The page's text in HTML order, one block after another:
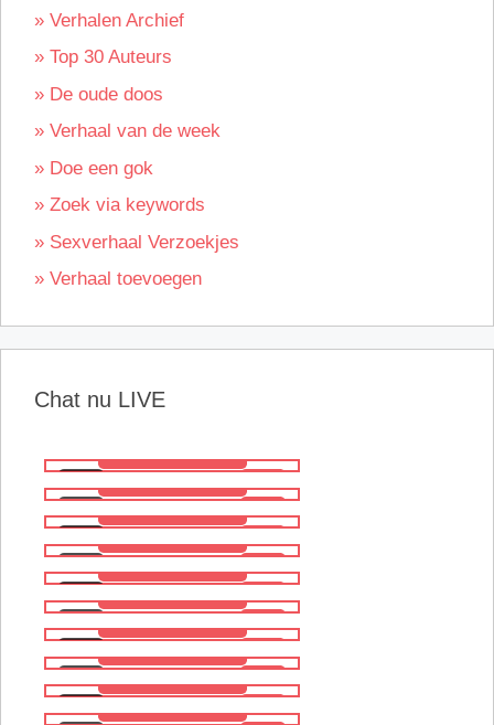
» Verhalen Archief
» Top 30 Auteurs
» De oude doos
» Verhaal van de week
» Doe een gok
» Zoek via keywords
» Sexverhaal Verzoekjes
» Verhaal toevoegen
Chat nu LIVE